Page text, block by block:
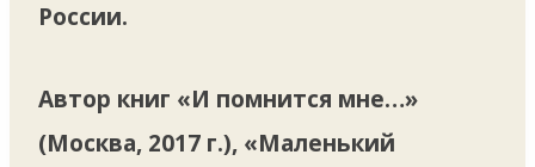
России.
Автор книг «И помнится мне…»
(Москва, 2017 г.), «Маленький